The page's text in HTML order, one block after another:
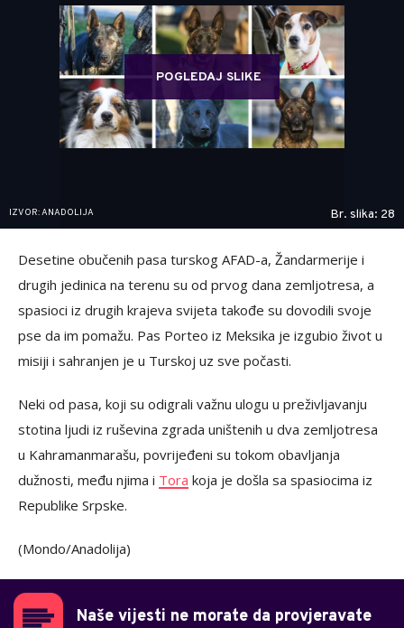
POGLEDAJ SLIKE
IZVOR: ANADOLIJA Br. slika: 28
Desetine obučenih pasa turskog AFAD-a, Žandarmerije i
drugih jedinica na terenu su od prvog dana zemljotresa, a
spasioci iz drugih krajeva svijeta takođe su dovodili svoje
pse da im pomažu. Pas Porteo iz Meksika je izgubio život u
misiji i sahranjen je u Turskoj uz sve počasti.
Neki od pasa, koji su odigrali važnu ulogu u preživljavanju
stotina ljudi iz ruševina zgrada uništenih u dva zemljotresa
u Kahramanmarašu, povrijeđeni su tokom obavljanja
dužnosti, među njima i Tora koja je došla sa spasiocima iz
Republike Srpske.
(Mondo/Anadolija)
Naše vijesti ne morate da provjeravate